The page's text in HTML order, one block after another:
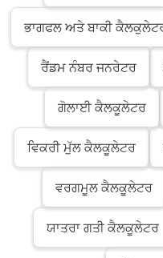
ਭਾਗਫਲ ਅਤੇ ਬਾਕੀ
ਰੈਂਡਮ ਨੰਬਰ ਜਨਰੇਟਰ
ਗੋਲਾਈ ਕੈਲਕੂਲੇਟਰ
ਵਿਕਰੀ ਮੁੱਲ ਕੈਲਕੂਲੇਟਰ
ਵਰਗਮੂਲ ਕੈਲਕੂਲੇਟਰ
ਯਾਤਰਾ ਗਤੀ ਕੈਲਕੂਲੇਟਰ